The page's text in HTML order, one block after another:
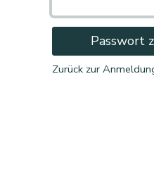
Passwort
Zurück zur